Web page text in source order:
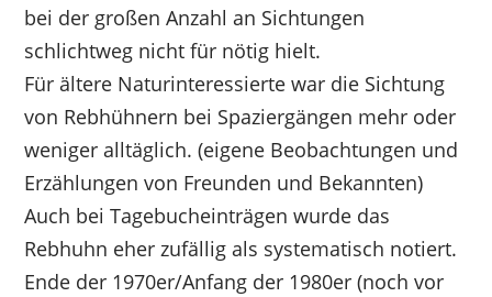
bei der großen Anzahl an Sichtungen
schlichtweg nicht für nötig hielt.
Für ältere Naturinteressierte war die Sichtung
von Rebhühnern bei Spaziergängen mehr oder
weniger alltäglich. (eigene Beobachtungen und
Erzählungen von Freunden und Bekannten)
Auch bei Tagebucheinträgen wurde das
Rebhuhn eher zufällig als systematisch notiert.
Ende der 1970er/Anfang der 1980er (noch vor